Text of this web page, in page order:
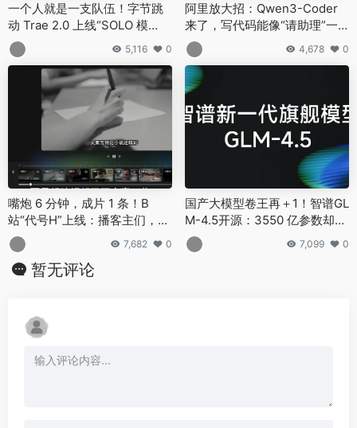
一个人就是一支队伍！字节跳
动 Trae 2.0 上线“SOLO 模
式”：不会写代码也能从 0 到 1
撸出网站
5,116 0
阿里放大招：Qwen3-Coder
来了，写代码能像“请助理”一
样轻松！
4,678 0
嘴炮 6 分钟，成片 1 条！B
站“代号H”上线：播客主们，视
频这波躺赢
7,682 0
国产大模型卷王再＋1！智谱GL
M-4.5开源：3550 亿参数却只
收「白菜价」，代码智能体直
接封神
7,099 0
暂无评论